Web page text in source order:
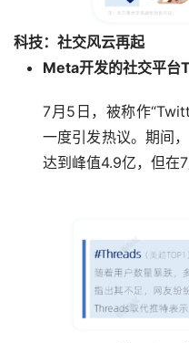
科技：社交风云再起
Meta开发的社交平台
7月5日，被称作
一度引发热议。期间
达到峰值4.9亿，但在7